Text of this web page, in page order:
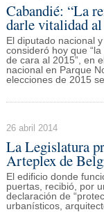
Cabandié: “La
darle vitalidad
El diputado nacional
consideró hoy que
de cara al 2015”, en
nacional en Parque
elecciones de 2015
26 abril 2014
La Legislatura
Arteplex de
El edificio donde
puertas, recibió, por
declaración de
urbanísticos,